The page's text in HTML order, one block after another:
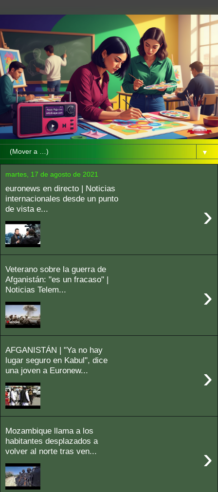
▼
martes, 17 de agosto de 2021
euronews en directo | Noticias
internacionales desde un punto
de vista e...
›
Veterano sobre la guerra de
Afganistán: "es un fracaso" |
Noticias Telem...
›
AFGANISTÁN | "Ya no hay
lugar seguro en Kabul", dice
una joven a Euronew...
›
Mozambique llama a los
habitantes desplazados a
volver al norte tras ven...
›